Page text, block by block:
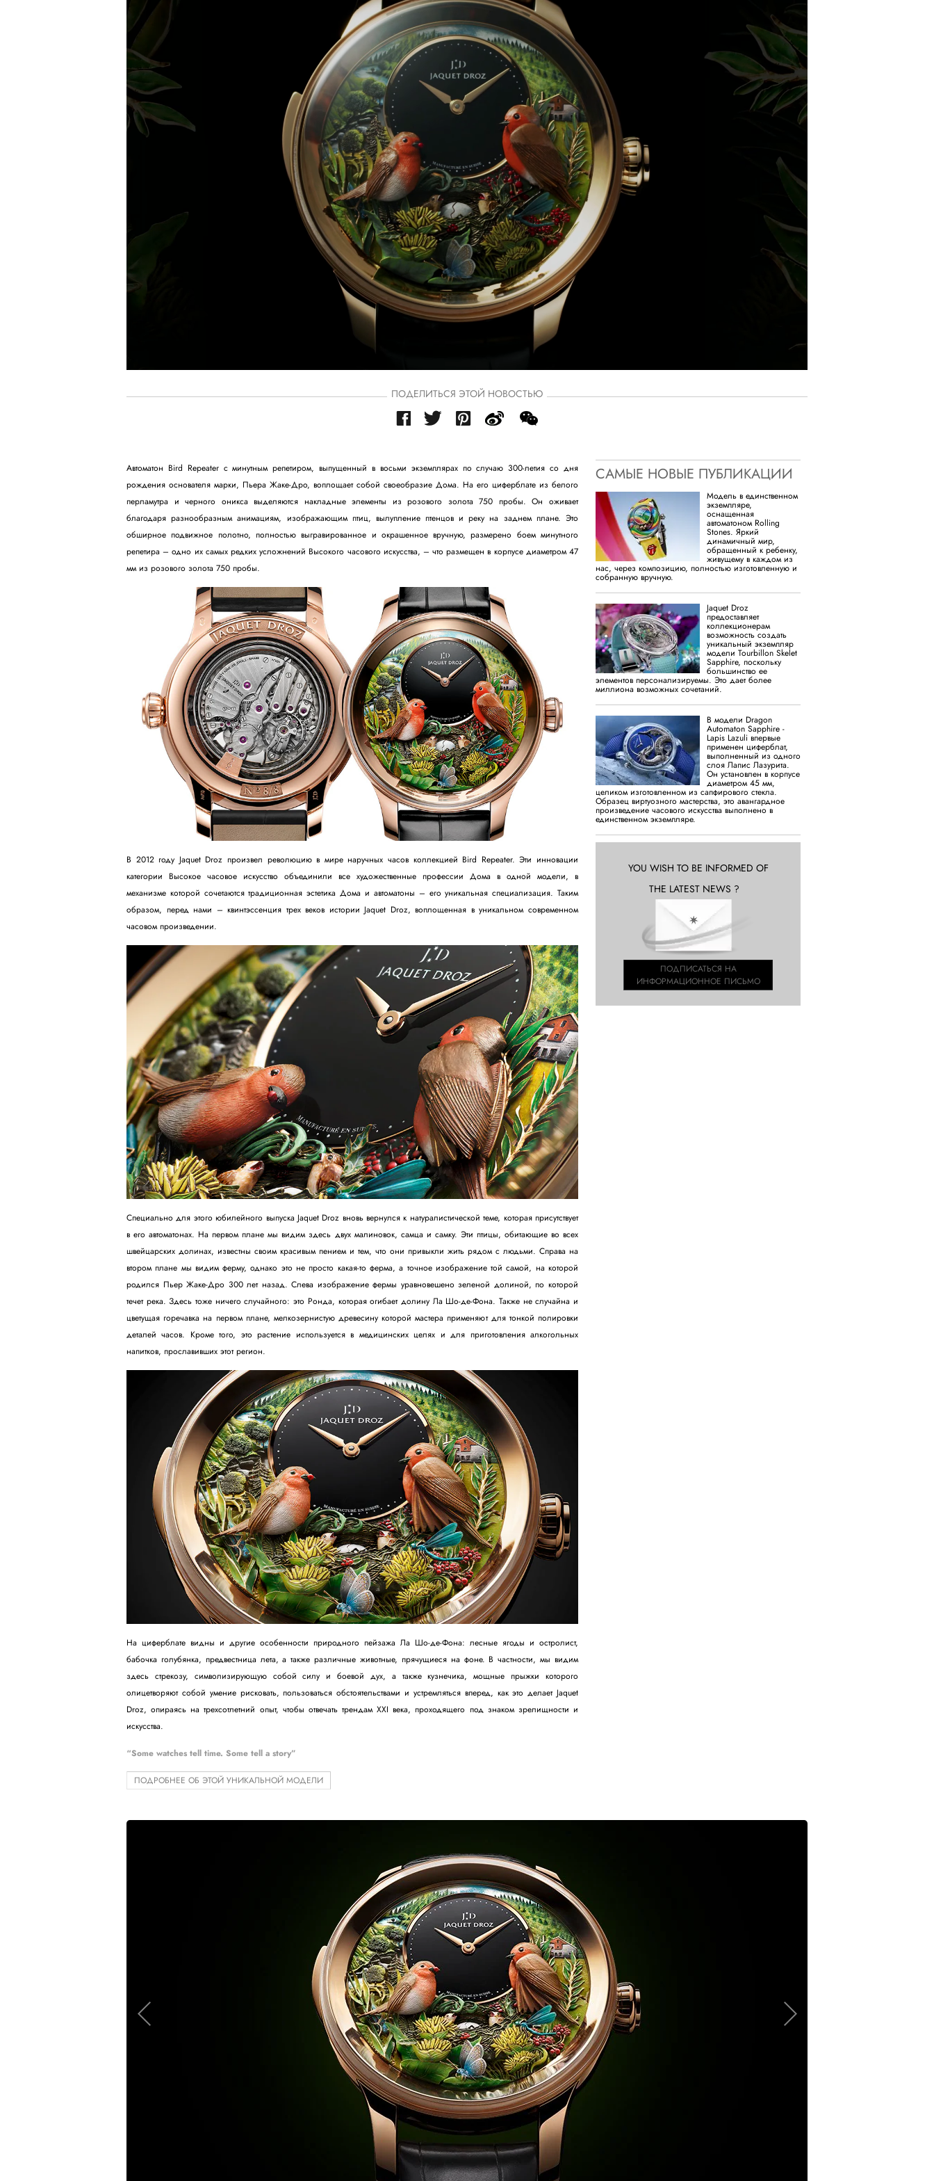
ПОДЕЛИТЬСЯ ЭТОЙ НОВОСТЬЮ
Автоматон Bird Repeater с минутным репетиром, выпущенный в восьми экземплярах по случаю 300-летия со дня
рождения основателя марки, Пьера Жаке-Дро, воплощает собой своеобразие Дома. На его циферблате из белого
перламутра и черного оникса выделяются накладные элементы из розового золота 750 пробы. Он оживает
благодаря разнообразным анимациям, изображающим птиц, вылупление птенцов и реку на заднем плане. Это
обширное подвижное полотно, полностью выгравированное и окрашенное вручную, размерено боем минутного
репетира – одно их самых редких усложнений Высокого часового искусства, – что размещен в корпусе диаметром 47
мм из розового золота 750 пробы.
В 2012 году Jaquet Droz произвел революцию в мире наручных часов коллекцией Bird Repeater. Эти инновации
категории Высокое часовое искусство объединили все художественные профессии Дома в одной модели, в
механизме которой сочетаются традиционная эстетика Дома и автоматоны – его уникальная специализация. Таким
образом, перед нами – квинтэссенция трех веков истории Jaquet Droz, воплощенная в уникальном современном
часовом произведении.
Специально для этого юбилейного выпуска Jaquet Droz вновь вернулся к натуралистической теме, которая присутствует
в его автоматонах. На первом плане мы видим здесь двух малиновок, самца и самку. Эти птицы, обитающие во всех
швейцарских долинах, известны своим красивым пением и тем, что они привыкли жить рядом с людьми. Справа на
втором плане мы видим ферму, однако это не просто какая-то ферма, а точное изображение той самой, на которой
родился Пьер Жаке-Дро 300 лет назад. Слева изображение фермы уравновешено зеленой долиной, по которой
течет река. Здесь тоже ничего случайного: это Ронда, которая огибает долину Ла Шо-де-Фона. Также не случайна и
цветущая горечавка на первом плане, мелкозернистую древесину которой мастера применяют для тонкой полировки
деталей часов. Кроме того, это растение используется в медицинских целях и для приготовления алкогольных
напитков, прославивших этот регион.
На циферблате видны и другие особенности природного пейзажа Ла Шо-де-Фона: лесные ягоды и остролист,
бабочка голубянка, предвестница лета, а также различные животные, прячущиеся на фоне. В частности, мы видим
здесь стрекозу, символизирующую собой силу и боевой дух, а также кузнечика, мощные прыжки которого
олицетворяют собой умение рисковать, пользоваться обстоятельствами и устремляться вперед, как это делает Jaquet
Droz, опираясь на трехсотлетний опыт, чтобы отвечать трендам XXI века, проходящего под знаком зрелищности и
искусства.
“Some watches tell time. Some tell a story”
ПОДРОБНЕЕ ОБ ЭТОЙ УНИКАЛЬНОЙ МОДЕЛИ
САМЫЕ НОВЫЕ ПУБЛИКАЦИИ
Модель в единственном
экземпляре,
оснащенная
автоматоном Rolling
Stones. Яркий
динамичный мир,
обращенный к ребенку,
живущему в каждом из
нас, через композицию, полностью изготовленную и
собранную вручную.
Jaquet Droz
предоставляет
коллекционерам
возможность создать
уникальный экземпляр
модели Tourbillon Skelet
Sapphire, поскольку
большинство ее
элементов персонализируемы. Это дает более
миллиона возможных сочетаний.
В модели Dragon
Automaton Sapphire -
Lapis Lazuli впервые
применен циферблат,
выполненный из одного
слоя Лапис Лазурита.
Он установлен в корпусе
диаметром 45 мм,
целиком изготовленном из сапфирового стекла.
Образец виртуозного мастерства, это авангардное
произведение часового искусства выполнено в
единственном экземпляре.
YOU WISH TO BE INFORMED OF
THE LATEST NEWS ?
ПОДПИСАТЬСЯ НА
ИНФОРМАЦИОННОЕ ПИСЬМО